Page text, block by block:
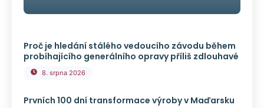
Proč je hledání stálého vedoucího závodu během
probíhajícího generálního opravy příliš zdlouhavé
8. srpna 2026
Prvních 100 dní transformace výroby v Maďarsku